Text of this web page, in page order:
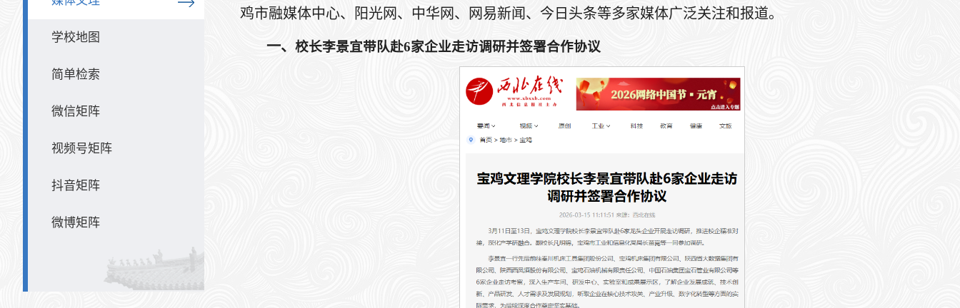
学校地图
简单检索
微信矩阵
视频号矩阵
抖音矩阵
微博矩阵
鸡市融媒体中心、阳光网、中华网、网易新闻、今日头条等多家媒体广泛关注和报道。
一、校长李景宜带队赴6家企业走访调研并签署合作协议